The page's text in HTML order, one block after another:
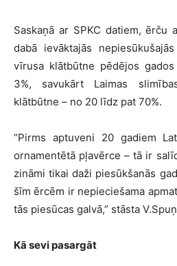
Saskaņā ar SPKC datiem, ērču
dabā ievāktajās
vīrusa klātbūtne pēdējos
3%, savukārt Laimas
klātbūtne – no 20 līdz pat 70%.
“Pirms aptuveni 20 gadiem
ornamentētā pļavērce – tā ir
zināmi tikai daži piesūkšanās
šīm ērcēm ir nepieciešama
tās piesūcas galvā,” stāsta
Kā sevi pasargāt